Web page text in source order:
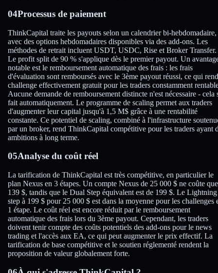
04Processus de paiement
ThinkCapital traite les payouts selon un calendrier bi-hebdomadaire,
avec des options hebdomadaires disponibles via des add-ons. Les
méthodes de retrait incluent USDT, USDC, Rise et Broker Transfer.
Le profit split de 90 % s'applique dès le premier payout. Un
notable est le remboursement automatique des frais : les frais
d'évaluation sont remboursés avec le 3ème payout réussi, ce qui
challenge effectivement gratuit pour les traders constamment
Aucune demande de remboursement distincte n'est nécessaire - cela
fait automatiquement. Le programme de scaling permet aux traders
d'augmenter leur capital jusqu'à 1,5 M$ grâce à une rentabilité
constante. Ce potentiel de scaling, combiné à l'infrastructure
par un broker, rend ThinkCapital compétitive pour les traders ayant
ambitions à long terme.
05Analyse du coût réel
La tarification de ThinkCapital est très compétitive, en particulier le
plan Nexus en 3 étapes. Un compte Nexus de 25 000 $ ne coûte que
139 $, tandis que le Dual Step équivalent est de 199 $. Le
step à 199 $ pour 25 000 $ est dans la moyenne pour les challenges
1 étape. Le coût réel est encore réduit par le remboursement
automatique des frais lors du 3ème payout. Cependant, les traders
doivent tenir compte des coûts potentiels des add-ons pour le news
trading et l'accès aux EA, ce qui peut augmenter le prix effectif. La
tarification de base compétitive et le soutien réglementé rendent la
proposition de valeur globalement forte.